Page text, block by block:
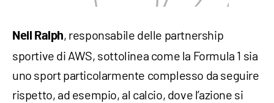
Neil Ralph, responsabile delle partnership
sportive di AWS, sottolinea come la Formula 1 sia
uno sport particolarmente complesso da seguire
rispetto, ad esempio, al calcio, dove l’azione si